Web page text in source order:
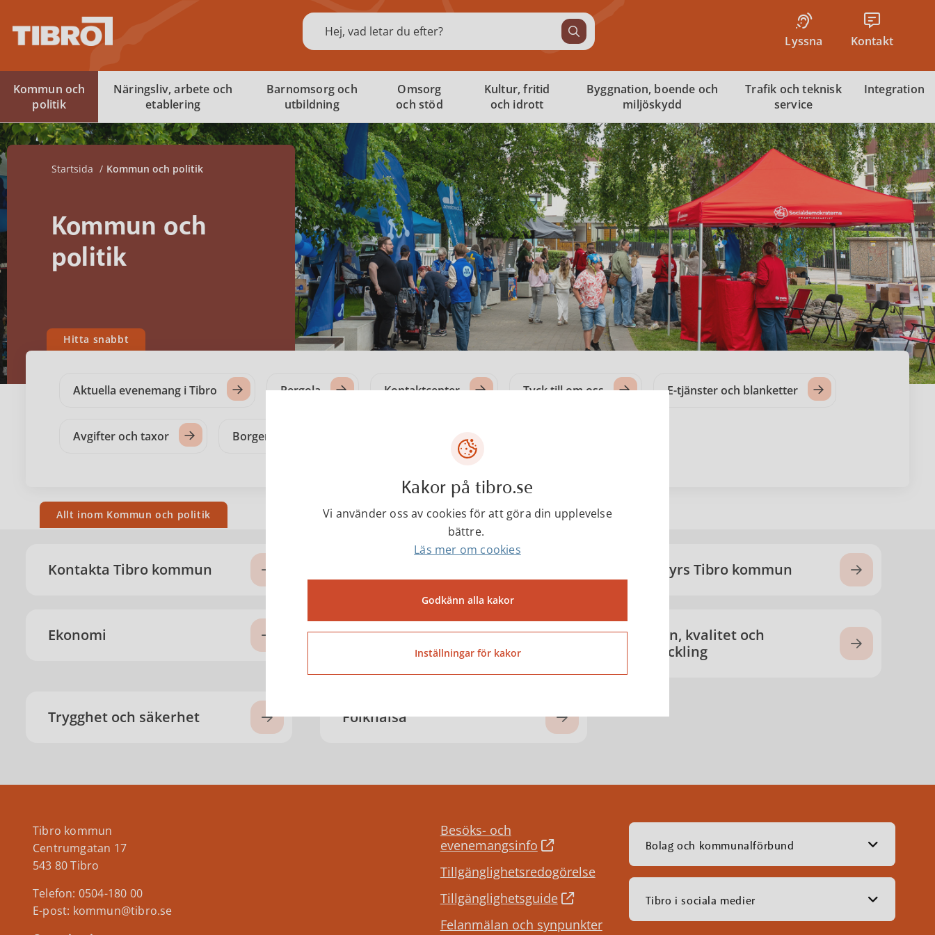
Sök
Lyssna Kontakt
Kommun och
politik
Näringsliv, arbete och
etablering
Barnomsorg och
utbildning
Omsorg
och stöd
Kultur, fritid
och idrott
Byggnation, boende och
miljöskydd
Trafik och teknisk
service
Integration
Startsida Kommun och politik
Kommun och
politik
Hitta snabbt
Aktuella evenemang i Tibro Pergola Kontaktcenter Tyck till om oss E-tjänster och blanketter
Avgifter och taxor Borgerlig vigsel
Allt inom Kommun och politik
Kontakta Tibro kommun Så styrs Tibro kommun
Ekonomi
Påverkan, insyn och
delaktighet
Vision, kvalitet och
utveckling
Trygghet och säkerhet Folkhälsa
Tibro kommun
Centrumgatan 17
543 80 Tibro
Telefon: 0504-180 00
E-post: kommun@tibro.se
Besöks- och
evenemangsinfo
Tillgänglighetsredogörelse
Tillgänglighetsguide
Felanmälan och synpunkter
Bolag och kommunalförbund
Tibro i sociala medier
Kakor på tibro.se
Vi använder oss av cookies för att göra din upplevelse
bättre.
Läs mer om cookies
Godkänn alla kakor
Inställningar för kakor